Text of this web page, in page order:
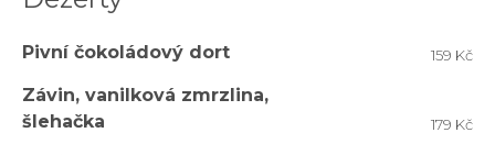
Pivní čokoládový dort 159 Kč
Závin, vanilková zmrzlina,
šlehačka
179 Kč